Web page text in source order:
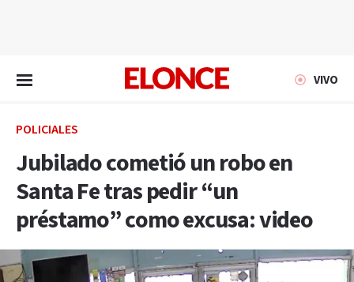
VIVO
POLICIALES
Jubilado cometió un robo en
Santa Fe tras pedir “un
préstamo” como excusa: video